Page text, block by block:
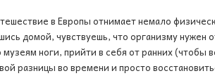
в Европы отнимает немало
домой, чувствуешь, что организму
музеям ноги, прийти в себя от ранних
разницы во времени и просто